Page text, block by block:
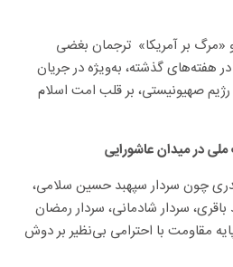
«مرگ بر آمریکا» ترجمان بغضی
هفته‌های گذشته، به‌ویژه در جریان
با رژیم صهیونیستی، بر قلب امت اسلام
در میدان عاشورایی
چون سردار سپهبد حسین سلامی،
سردار شادمانی، سردار رمضان
مقاومت با احترامی بی‌نظیر بر دوش